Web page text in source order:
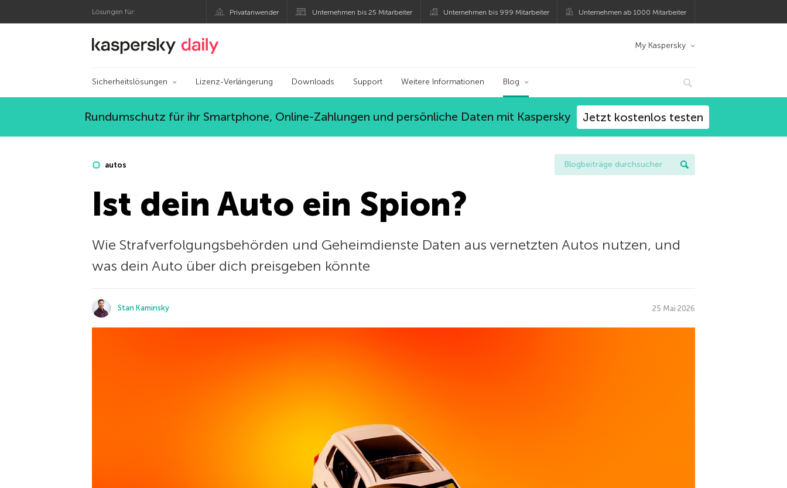
Lösungen für: Privatanwender Unternehmen bis 25 Mitarbeiter Unternehmen bis 999 Mitarbeiter Unternehmen ab 1000 Mitarbeiter
Offizieller Blog von Kaspersky My Kaspersky
Sicherheitslösungen Lizenz-Verlängerung Downloads Support Weitere Informationen Blog
Rundumschutz für ihr Smartphone, Online-Zahlungen und persönliche Daten mit Kaspersky Jetzt kostenlos testen
autos
Ist dein Auto ein Spion?
Wie Strafverfolgungsbehörden und Geheimdienste Daten aus vernetzten Autos nutzen, und
was dein Auto über dich preisgeben könnte
Stan Kaminsky 25 Mai 2026